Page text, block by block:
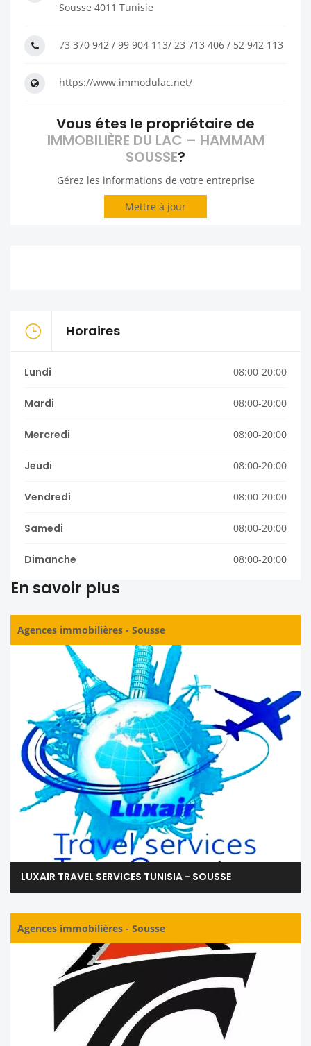
Sousse 4011 Tunisie
73 370 942 / 99 904 113/ 23 713 406 / 52 942 113
https://www.immodulac.net/
Vous étes le propriétaire de
IMMOBILIÈRE DU LAC – HAMMAM
SOUSSE?
Gérez les informations de votre entreprise
Mettre à jour
Horaires
Lundi 08:00-20:00
Mardi 08:00-20:00
Mercredi 08:00-20:00
Jeudi 08:00-20:00
Vendredi 08:00-20:00
Samedi 08:00-20:00
Dimanche 08:00-20:00
En savoir plus
Agences immobilières - Sousse
LUXAIR TRAVEL SERVICES TUNISIA - SOUSSE
Agences immobilières - Sousse